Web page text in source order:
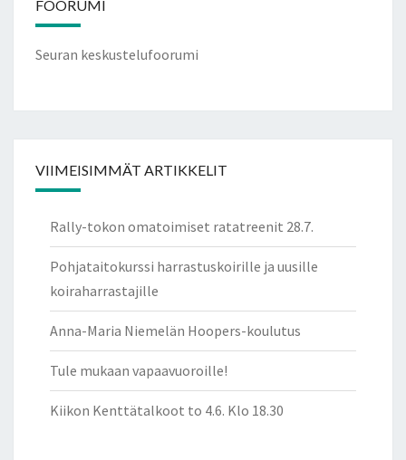
FOORUMI
Seuran keskustelufoorumi
VIIMEISIMMÄT ARTIKKELIT
Rally-tokon omatoimiset ratatreenit 28.7.
Pohjataitokurssi harrastuskoirille ja uusille
koiraharrastajille
Anna-Maria Niemelän Hoopers-koulutus
Tule mukaan vapaavuoroille!
Kiikon Kenttätalkoot to 4.6. Klo 18.30